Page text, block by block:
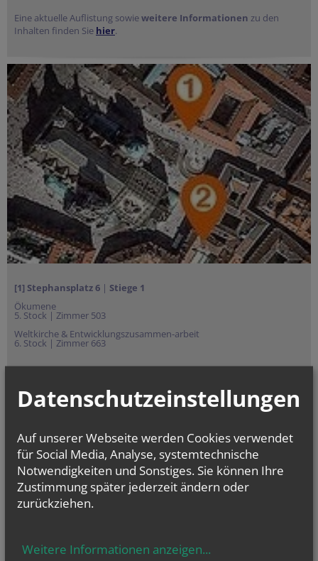
Eine aktuelle Auflistung sowieweitere Informationen zu den
Inhalten finden Sie hier.
[1] Stephansplatz6 | Stiege 1
Ökumene
5. Stock | Zimmer 503
Weltkirche & Entwicklungszusammen-arbeit
6. Stock | Zimmer 663
Interreligiöser und Interkultureller Dialog
1. Stock
NEWSLETTER
Geben Sie bitte Ihre E-Mail Adresse ein
Ich stimme der Datenverarbeitungzu.*
Datenschutzeinstellungen
Auf unserer Webseite werden Cookies verwendet
für Social Media, Analyse, systemtechnische
Notwendigkeiten und Sonstiges. Sie können Ihre
Zustimmung später jederzeit ändern oder
zurückziehen.
Weitere Informationen anzeigen...